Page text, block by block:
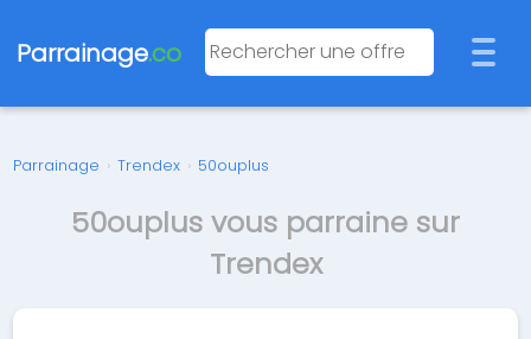
Parrainage.co
Parrainage › Trendex › 50ouplus
50ouplus vous parraine sur
Trendex